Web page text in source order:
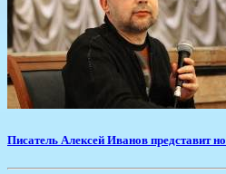
​Писатель Алексей Иванов представит